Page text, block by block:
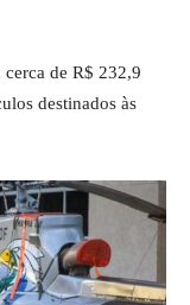
de R$ 232,9
destinados às